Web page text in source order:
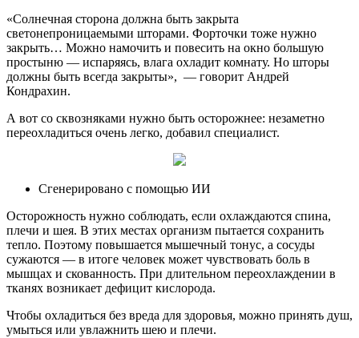
«Солнечная сторона должна быть закрыта
светонепроницаемыми шторами. Форточки тоже нужно
закрыть… Можно намочить и повесить на окно большую
простыню — испаряясь, влага охладит комнату. Но шторы
должны быть всегда закрыты», — говорит Андрей
Кондрахин.
А вот со сквозняками нужно быть осторожнее: незаметно
переохладиться очень легко, добавил специалист.
Сгенерировано с помощью ИИ
Осторожность нужно соблюдать, если охлаждаются спина,
плечи и шея. В этих местах организм пытается сохранить
тепло. Поэтому повышается мышечный тонус, а сосуды
сужаются — в итоге человек может чувствовать боль в
мышцах и скованность. При длительном переохлаждении в
тканях возникает дефицит кислорода.
Чтобы охладиться без вреда для здоровья, можно принять душ,
умыться или увлажнить шею и плечи.